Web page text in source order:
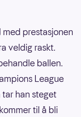
prestasjonen
veldig raskt.
ballen.
League
han steget
til å bli